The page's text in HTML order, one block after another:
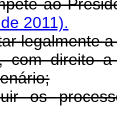
ao
2011).
legalmente
com direito
os